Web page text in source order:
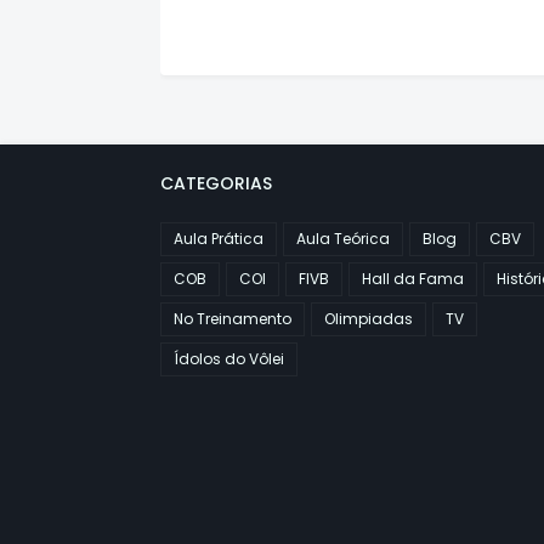
CATEGORIAS
Aula Prática Aula Teórica Blog
CBV
COB
COI FIVB Hall da Fama
No Treinamento
Olimpiadas
TV
Ídolos do Vôlei